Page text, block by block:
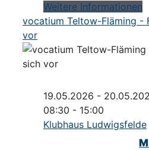
Weitere Informationen
vocatium Teltow-Fläming -
vor
19.05.2026 -
08:30 - 15:00
Klubhaus Ludwigsfelde